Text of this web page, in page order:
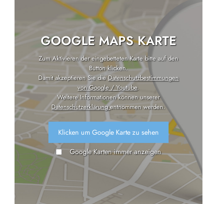
GOOGLE MAPS KARTE
Zum Aktivieren der eingebetteten Karte bitte auf den
Button klicken.
Damit akzeptieren Sie dieDatenschutzbestimmungen
von Google / Youtube.
Weitere Informationen können unserer
Datenschutzerklärungentnommen werden.
Klicken um Google Karte zu sehen
Google Karten immer anzeigen